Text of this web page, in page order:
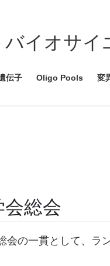
イオサイ
伝子 Oligo Pools 変
総会
の一貫として、ラ